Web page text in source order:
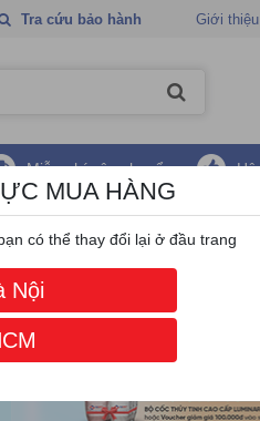
Tra cứu bảo hành Giới thiệu
Miễn phí vận chuyển
MUA HÀNG
có thể thay đổi lại ở đầu trang
Nội